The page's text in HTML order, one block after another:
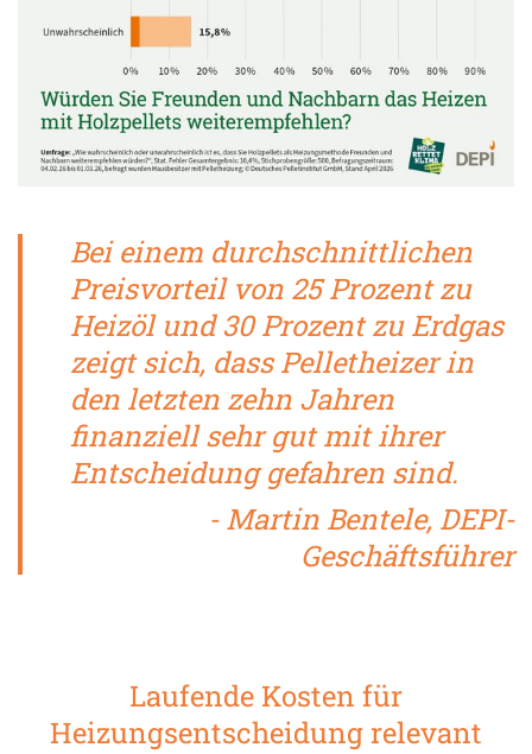
Bei einem durchschnittlichen
Preisvorteil von 25 Prozent zu
Heizöl und 30 Prozent zu Erdgas
zeigt sich, dass Pelletheizer in
den letzten zehn Jahren
finanziell sehr gut mit ihrer
Entscheidung gefahren sind.
- Martin Bentele, DEPI-
Geschäftsführer
Laufende Kosten für
Heizungsentscheidung relevant